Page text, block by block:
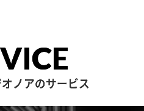
ノアのサービス